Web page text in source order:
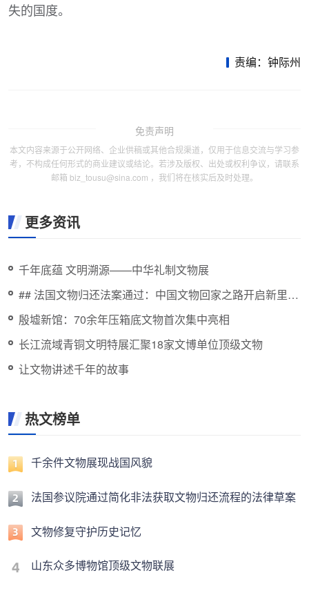
失的国度。
责编：钟际州
免责声明
本文内容来源于公开网络、企业供稿或其他合规渠道，仅用于信息交流与学习参
考，不构成任何形式的商业建议或结论。若涉及版权、出处或权利争议，请联系
邮箱 biz_tousu@sina.com ，我们将在核实后及时处理。
更多资讯
千年底蕴 文明溯源——中华礼制文物展
## 法国文物归还法案通过：中国文物回家之路开启新里程
但仍漫长
殷墟新馆：70余年压箱底文物首次集中亮相
长江流域青铜文明特展汇聚18家文博单位顶级文物
让文物讲述千年的故事
热文榜单
千余件文物展现战国风貌
法国参议院通过简化非法获取文物归还流程的法律草案
文物修复守护历史记忆
山东众多博物馆顶级文物联展